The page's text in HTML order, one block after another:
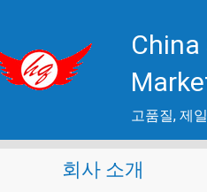
China
고품질, 제
회사 소개